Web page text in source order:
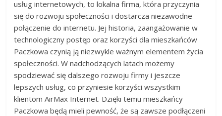
usług internetowych, to lokalna firma, która przyczynia
się do rozwoju społeczności i dostarcza niezawodne
połączenie do internetu. Jej historia, zaangażowanie w
technologiczny postęp oraz korzyści dla mieszkańców
Paczkowa czynią ją niezwykle ważnym elementem życia
społeczności. W nadchodzących latach możemy
spodziewać się dalszego rozwoju firmy i jeszcze
lepszych usług, co przyniesie korzyści wszystkim
klientom AirMax Internet. Dzięki temu mieszkańcy
Paczkowa będą mieli pewność, że są zawsze podłączeni